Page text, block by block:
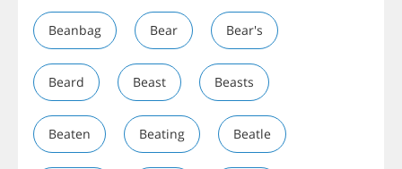
Beanbag Bear Bear's
Beard Beast Beasts
Beaten Beating Beatle